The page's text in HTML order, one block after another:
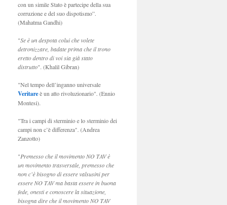
con un simile Stato è partecipe della sua
corruzione e del suo dispotismo”.
(Mahatma Gandhi)
"Se è un despota colui che volete
detronizzare, badate prima che il trono
eretto dentro di voi sia già stato
distrutto". (Khalil Gibran)
"Nel tempo dell’inganno universale
Veritareè un atto rivoluzionario". (Ennio
Montesi).
"Tra i campi di sterminio e lo sterminio dei
campi non c’è differenza". (Andrea
Zanzotto)
"Premesso che il movimento NO TAV è
un movimento trasversale, premesso che
non c’è bisogno di essere valsusini per
essere NO TAV ma basta essere in buona
fede, onesti e conoscere la situazione,
bisogna dire che il movimento NO TAV